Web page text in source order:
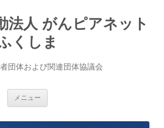
法人 がんピアネット
くしま
団体および関連団体協議会
メニュー